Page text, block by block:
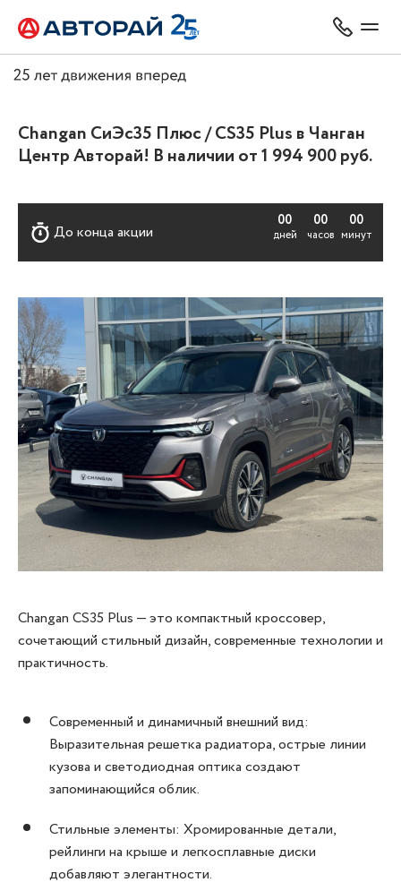
Changan СиЭс35 Плюс / CS35 Plus в Чанган
Центр Авторай! В наличии от 1 994 900 руб.
До конца акции
00 00 00
Changan CS35 Plus — это компактный кроссовер,
сочетающий стильный дизайн, современные технологии и
практичность.
Современный и динамичный внешний вид:
Выразительная решетка радиатора, острые линии
кузова и светодиодная оптика создают
запоминающийся облик.
Стильные элементы: Хромированные детали,
рейлинги на крыше и легкосплавные диски
добавляют элегантности.